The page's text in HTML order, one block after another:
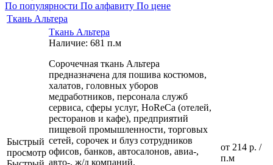
По популярности По алфавиту По цене
Ткань Альтера
Быстрый
просмотр
Ткань Альтера
Наличие: 681 п.м
Сорочечная ткань Альтера
предназначена для пошива костюмов,
халатов, головных уборов
медработников, персонала служб
сервиса, сферы услуг, HoReCa (отелей,
ресторанов и кафе), предприятий
пищевой промышленности, торговых
сетей, сорочек и блуз сотрудников
офисов, банков, автосалонов, авиа-,
авто-, ж/д компаний.
от 214 р. /
п.м